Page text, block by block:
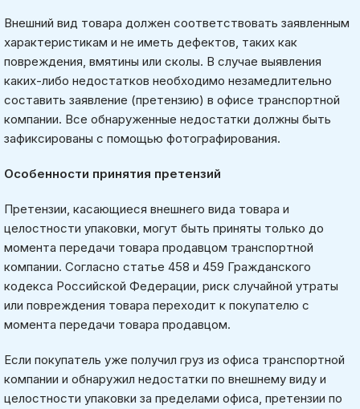
Внешний вид товара должен соответствовать заявленным
характеристикам и не иметь дефектов, таких как
повреждения, вмятины или сколы. В случае выявления
каких-либо недостатков необходимо незамедлительно
составить заявление (претензию) в офисе транспортной
компании. Все обнаруженные недостатки должны быть
зафиксированы с помощью фотографирования.
Особенности принятия претензий
Претензии, касающиеся внешнего вида товара и
целостности упаковки, могут быть приняты только до
момента передачи товара продавцом транспортной
компании. Согласно статье 458 и 459 Гражданского
кодекса Российской Федерации, риск случайной утраты
или повреждения товара переходит к покупателю с
момента передачи товара продавцом.
Если покупатель уже получил груз из офиса транспортной
компании и обнаружил недостатки по внешнему виду и
целостности упаковки за пределами офиса, претензии по